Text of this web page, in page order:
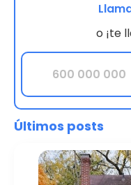
o ¡te
Últimos posts